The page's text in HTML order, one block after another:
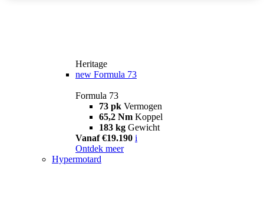
Heritage
new Formula 73
Formula 73
73 pk Vermogen
65,2 Nm Koppel
183 kg Gewicht
Vanaf €19.190 i
Ontdek meer
Hypermotard